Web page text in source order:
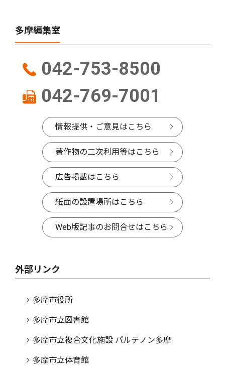
多摩編集室
042-753-8500
042-769-7001
情報提供・ご意見はこちら
著作物の二次利用等はこちら
広告掲載はこちら
紙面の設置場所はこちら
Web版記事のお問合せはこちら
外部リンク
多摩市役所
多摩市立図書館
多摩市立複合文化施設 パルテノン多摩
多摩市立体育館